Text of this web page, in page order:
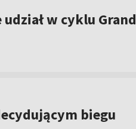
w cyklu Grand
biegu